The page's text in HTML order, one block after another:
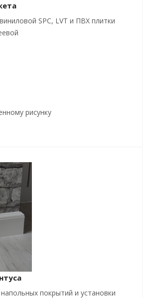
SPC, LVT и ПВХ плитки
рисунку
покрытий и установки